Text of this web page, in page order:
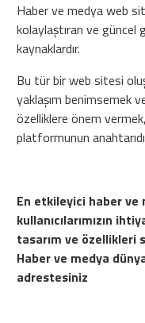
Haber ve medya web
kolaylaştıran ve güncel
kaynaklardır.
Bu tür bir web sitesi
yaklaşım benimsemek
özelliklere önem
platformunun
En etkileyici haber ve
kullanıcılarımızın
tasarım ve özellikleri
Haber ve medya
adrestesiniz